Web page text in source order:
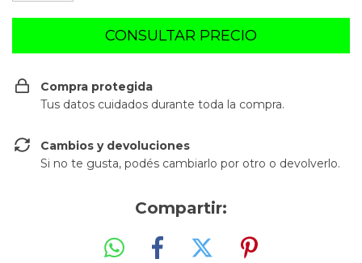
Compra protegida
Tus datos cuidados durante toda la compra.
Cambios y devoluciones
Si no te gusta, podés cambiarlo por otro o devolverlo.
Compartir: